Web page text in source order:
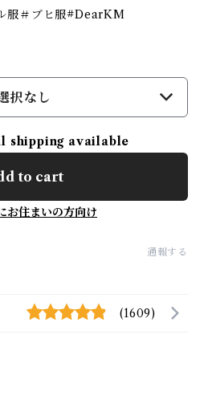
服＃ブヒ服#DearKM
択なし
shipping available
to cart
お住まいの方向け
通報する
(1609)